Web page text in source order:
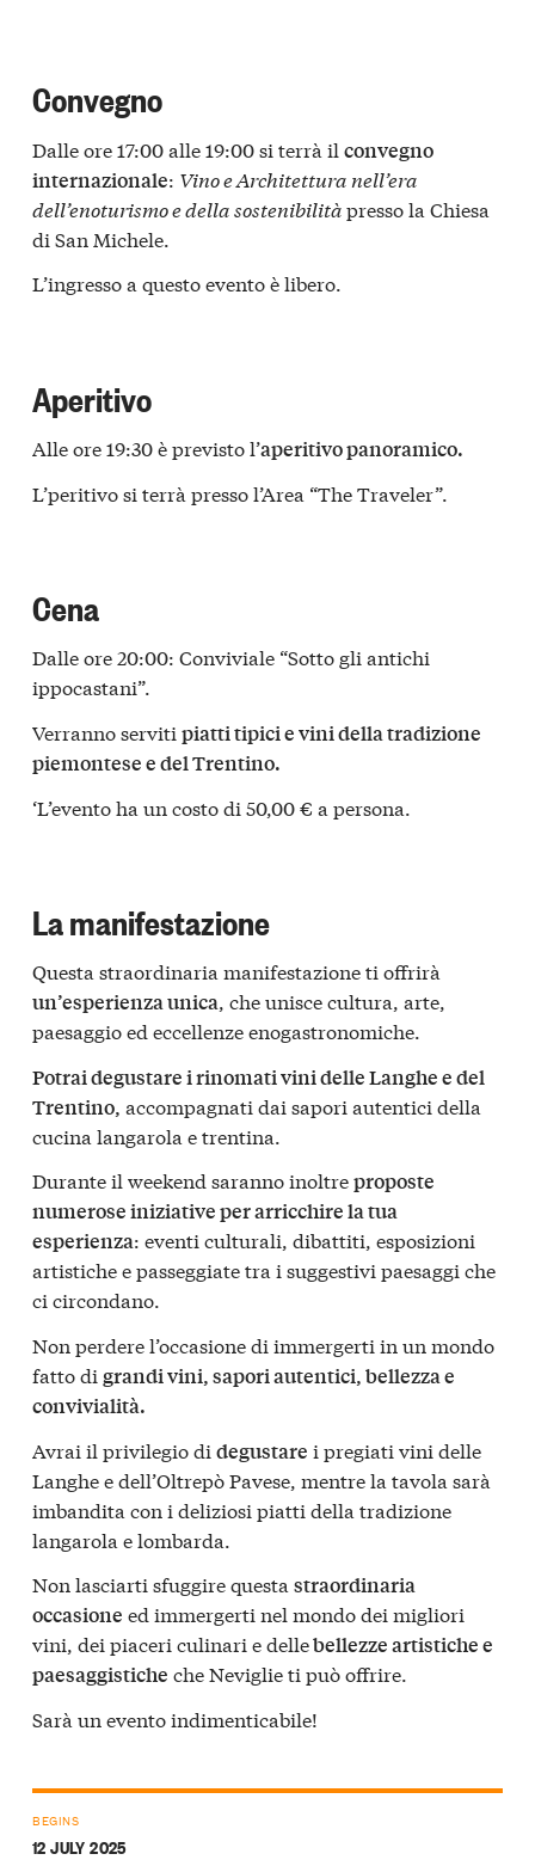
Convegno
Dalle ore 17:00 alle 19:00 si terrà il convegno
internazionale: Vino e Architettura nell’era
dell’enoturismo e della sostenibilitàpresso la Chiesa
di San Michele.
L’ingresso a questo evento è libero.
Aperitivo
Alle ore 19:30 è previsto l’aperitivo panoramico.
L’peritivo si terrà presso l’Area “The Traveler”.
Cena
Dalle ore 20:00: Conviviale “Sotto gli antichi
ippocastani”.
Verranno serviti piatti tipici e vini della tradizione
piemontese e del Trentino.
‘L’evento ha un costo di 50,00 € a persona.
La manifestazione
Questa straordinaria manifestazione ti offrirà
un’esperienza unica, che unisce cultura, arte,
paesaggio ed eccellenze enogastronomiche.
Potrai degustare i rinomati vini delle Langhe e del
Trentino, accompagnati dai sapori autentici della
cucina langarola e trentina.
Durante il weekend saranno inoltreproposte
numerose iniziative per arricchire la tua
esperienza: eventi culturali, dibattiti, esposizioni
artistiche e passeggiate tra i suggestivi paesaggi che
ci circondano.
Non perdere l’occasione di immergerti in un mondo
fatto di grandi vini, sapori autentici, bellezza e
convivialità.
Avrai il privilegio di degustare i pregiati vini delle
Langhe e dell’Oltrepò Pavese, mentre la tavola sarà
imbandita con i deliziosi piatti della tradizione
langarola e lombarda.
Non lasciarti sfuggire questa straordinaria
occasione ed immergerti nel mondo dei migliori
vini, dei piaceri culinari e dellebellezze artistiche e
paesaggistiche che Neviglie ti può offrire.
Sarà un evento indimenticabile!
BEGINS
12 JULY 2025